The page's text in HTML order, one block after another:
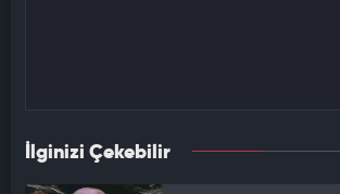
İlginizi Çekebilir